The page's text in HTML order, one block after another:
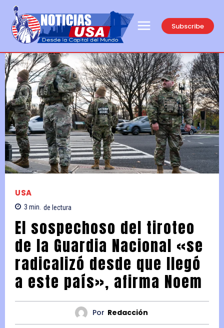
Subscribe
USA
3 min. de lectura
El sospechoso del tiroteo
de la Guardia Nacional «se
radicalizó desde que llegó
a este país», afirma Noem
Por Redacción